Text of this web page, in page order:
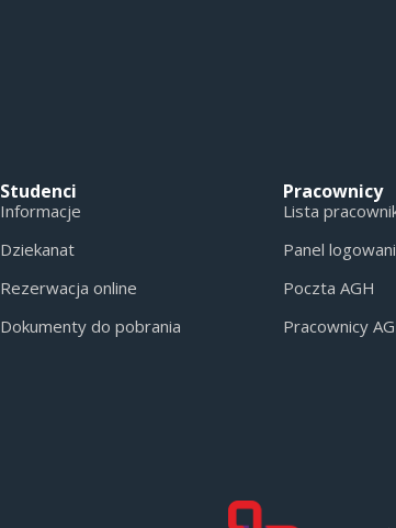
Studenci
Informacje
Dziekanat
Rezerwacja online
Dokumenty do pobrania
Pracownicy
Lista
Panel
Poczta AGH
Pracownicy